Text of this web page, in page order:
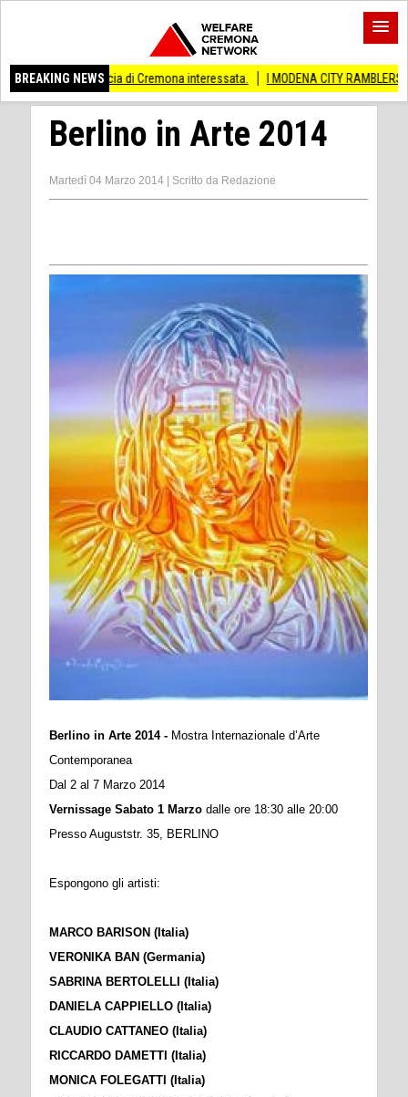
BREAKING NEWS
di Cremona interessata. I MODENA CITY RAMBLERS ARRIVANO A
Berlino in Arte 2014
Martedì 04 Marzo 2014 Scritto da Redazione
Berlino in Arte 2014 - Mostra Internazionale d’Arte
Contemporanea
Dal 2 al 7 Marzo 2014
Vernissage Sabato 1 Marzo dalle ore 18:30 alle 20:00
Presso Auguststr. 35, BERLINO
Espongono gli artisti:
MARCO BARISON (Italia)
VERONIKA BAN (Germania)
SABRINA BERTOLELLI (Italia)
DANIELA CAPPIELLO (Italia)
CLAUDIO CATTANEO (Italia)
RICCARDO DAMETTI (Italia)
MONICA FOLEGATTI (Italia)